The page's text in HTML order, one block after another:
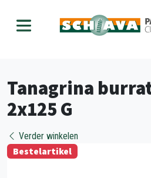
Tanagrina
2x125 G
Verder winkelen
Bestelartikel